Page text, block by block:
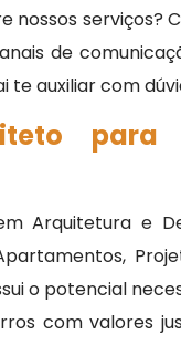
nossos serviços?
de
auxiliar com
para
Arquitetura e
o potencial
com valores